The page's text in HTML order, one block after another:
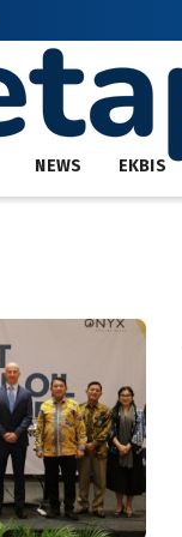
NEWS EKBIS